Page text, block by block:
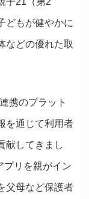
どもが健やかに
などの優れた取
携のプラット
を通じて利用者
献してきまし
プリを親がイン
父母など保護者